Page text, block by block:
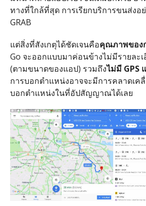
ทางที่ใกล้ที่สุด การเรียกบริการขนส่งอ
GRAB
แต่สิ่งที่สังเกตุได้ชัดเจนคือคุณภาพของ
Go จะออกแบบมาค่อนข้างไม่มีรายละ
(ตามขนาดของแอป) รวมถึงไม่มี GPS
การบอกตำแหน่งอาจจะมีการคลาดเค
บอกตำแหน่งในที่อัปสัญญาณได้เลย